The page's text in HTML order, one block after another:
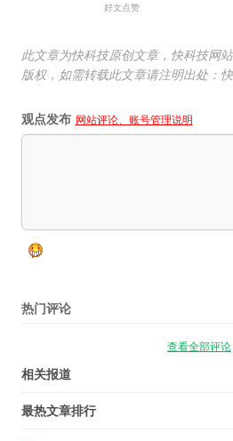
好文点赞
此文章为快科技原创文章，快科技网
版权，如需转载此文章请注明出处：
观点发布 网站评论、账号管理说明
热门评论
查看全部评论
相关报道
最热文章排行